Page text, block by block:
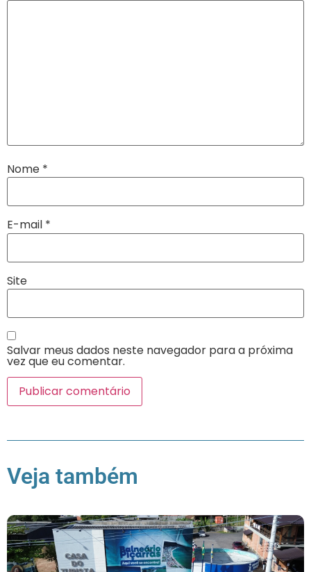
Nome *
E-mail *
Site
Salvar meus dados neste navegador para a próxima
vez que eu comentar.
Veja também